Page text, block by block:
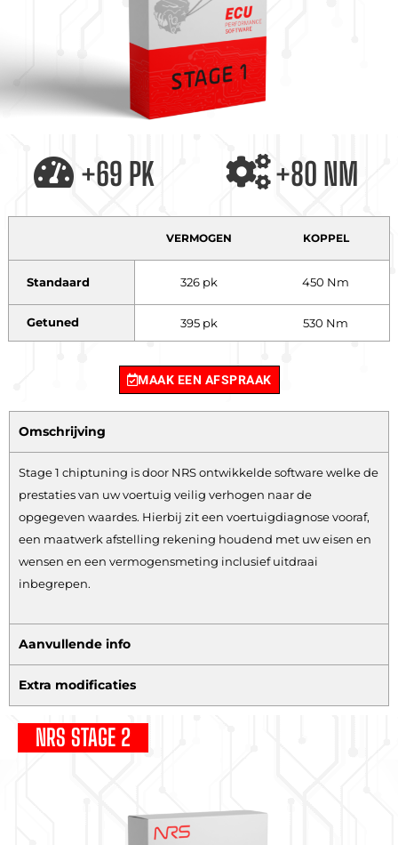
+69 PK +80 NM
VERMOGEN KOPPEL
Standaard 326 pk 450 Nm
Getuned 395 pk 530 Nm
MAAK EEN AFSPRAAK
Omschrijving
Stage 1 chiptuning is door NRS ontwikkelde software welke de
prestaties van uw voertuig veilig verhogen naar de
opgegeven waardes. Hierbij zit een voertuigdiagnose vooraf,
een maatwerk afstelling rekening houdend met uw eisen en
wensen en een vermogensmeting inclusief uitdraai
inbegrepen.
Aanvullende info
Extra modificaties
NRS STAGE 2